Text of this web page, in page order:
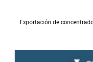
Exportación de